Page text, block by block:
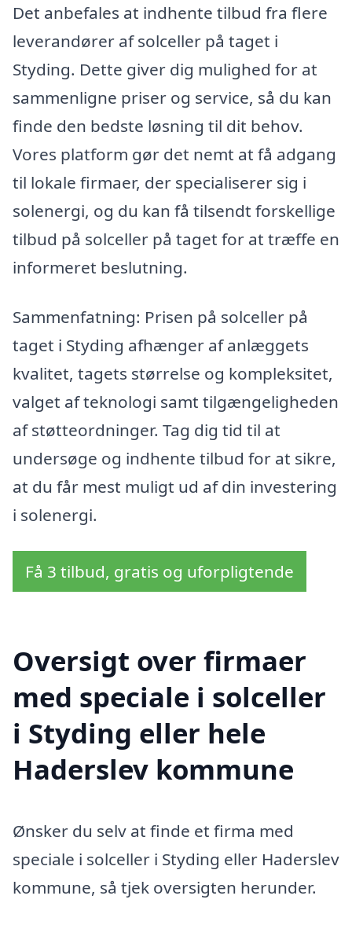
Det anbefales at indhente tilbud fra flere
leverandører af solceller på taget i
Styding. Dette giver dig mulighed for at
sammenligne priser og service, så du kan
finde den bedste løsning til dit behov.
Vores platform gør det nemt at få adgang
til lokale firmaer, der specialiserer sig i
solenergi, og du kan få tilsendt forskellige
tilbud på solceller på taget for at træffe en
informeret beslutning.
Sammenfatning: Prisen på solceller på
taget i Styding afhænger af anlæggets
kvalitet, tagets størrelse og kompleksitet,
valget af teknologi samt tilgængeligheden
af støtteordninger. Tag dig tid til at
undersøge og indhente tilbud for at sikre,
at du får mest muligt ud af din investering
i solenergi.
Få 3 tilbud, gratis og uforpligtende
Oversigt over firmaer
med speciale i solceller
i Styding eller hele
Haderslev kommune
Ønsker du selv at finde et firma med
speciale i solceller i Styding eller Haderslev
kommune, så tjek oversigten herunder.